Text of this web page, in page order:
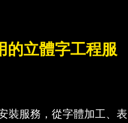
的立體字工程服
裝服務，從字體加工、表